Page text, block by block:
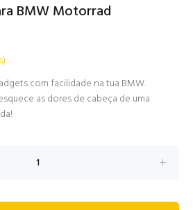
BMW Motorrad
com facilidade na tua BMW.
as dores de cabeça de uma